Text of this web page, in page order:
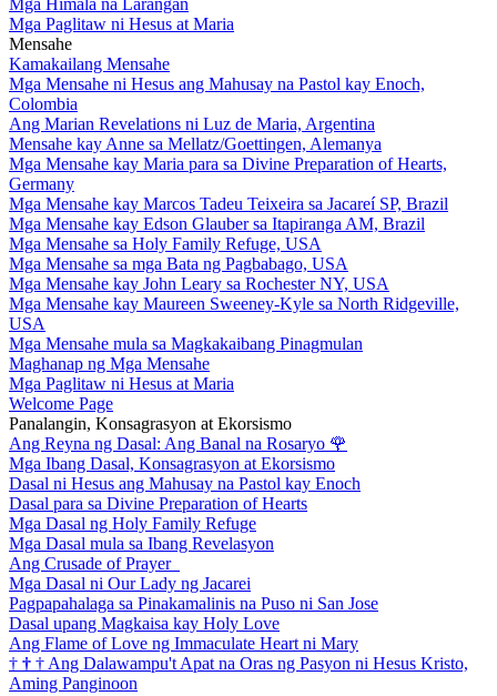
Mga Paglitaw ni Hesus at Maria
Mensahe
Kamakailang Mensahe
Mga Mensahe ni Hesus ang Mahusay na Pastol kay Enoch,
Colombia
Ang Marian Revelations ni Luz de Maria, Argentina
Mensahe kay Anne sa Mellatz/Goettingen, Alemanya
Mga Mensahe kay Maria para sa Divine Preparation of Hearts,
Germany
Mga Mensahe kay Marcos Tadeu Teixeira sa Jacareí SP, Brazil
Mga Mensahe kay Edson Glauber sa Itapiranga AM, Brazil
Mga Mensahe sa Holy Family Refuge, USA
Mga Mensahe sa mga Bata ng Pagbabago, USA
Mga Mensahe kay John Leary sa Rochester NY, USA
Mga Mensahe kay Maureen Sweeney-Kyle sa North Ridgeville,
USA
Mga Mensahe mula sa Magkakaibang Pinagmulan
Maghanap ng Mga Mensahe
Mga Paglitaw ni Hesus at Maria
Welcome Page
Panalangin, Konsagrasyon at Ekorsismo
Ang Reyna ng Dasal: Ang Banal na Rosaryo 🌹
Mga Ibang Dasal, Konsagrasyon at Ekorsismo
Dasal ni Hesus ang Mahusay na Pastol kay Enoch
Dasal para sa Divine Preparation of Hearts
Mga Dasal ng Holy Family Refuge
Mga Dasal mula sa Ibang Revelasyon
Ang Crusade of Prayer
Mga Dasal ni Our Lady ng Jacarei
Pagpapahalaga sa Pinakamalinis na Puso ni San Jose
Dasal upang Magkaisa kay Holy Love
Ang Flame of Love ng Immaculate Heart ni Mary
† † † Ang Dalawampu't Apat na Oras ng Pasyon ni Hesus Kristo,
Aming Panginoon